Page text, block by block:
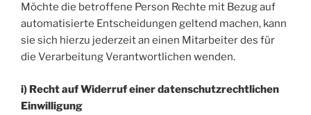
Möchte die betroffene Person Rechte mit Bezug auf
automatisierte Entscheidungen geltend machen, kann
sie sich hierzu jederzeit an einen Mitarbeiter des für
die Verarbeitung Verantwortlichen wenden.
i) Recht auf Widerruf einer datenschutzrechtlichen
Einwilligung